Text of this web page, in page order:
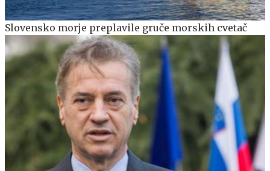
Slovensko morje preplavile gruče morskih cvetač